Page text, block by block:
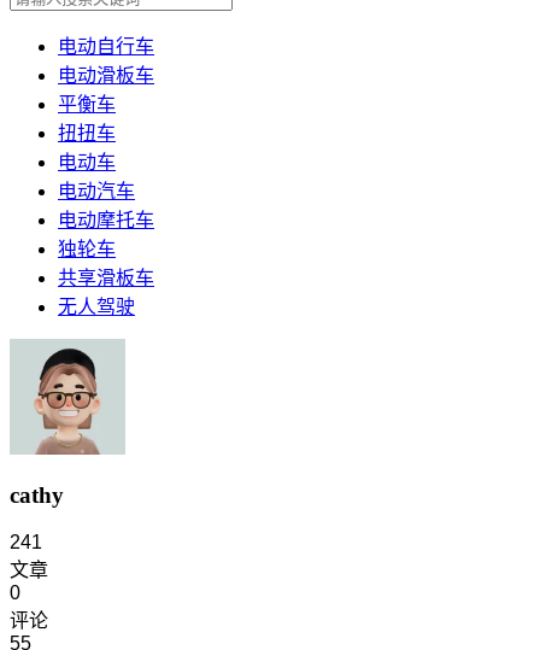
电动自行车
电动滑板车
平衡车
扭扭车
电动车
电动汽车
电动摩托车
独轮车
共享滑板车
无人驾驶
cathy
241
文章
0
评论
55